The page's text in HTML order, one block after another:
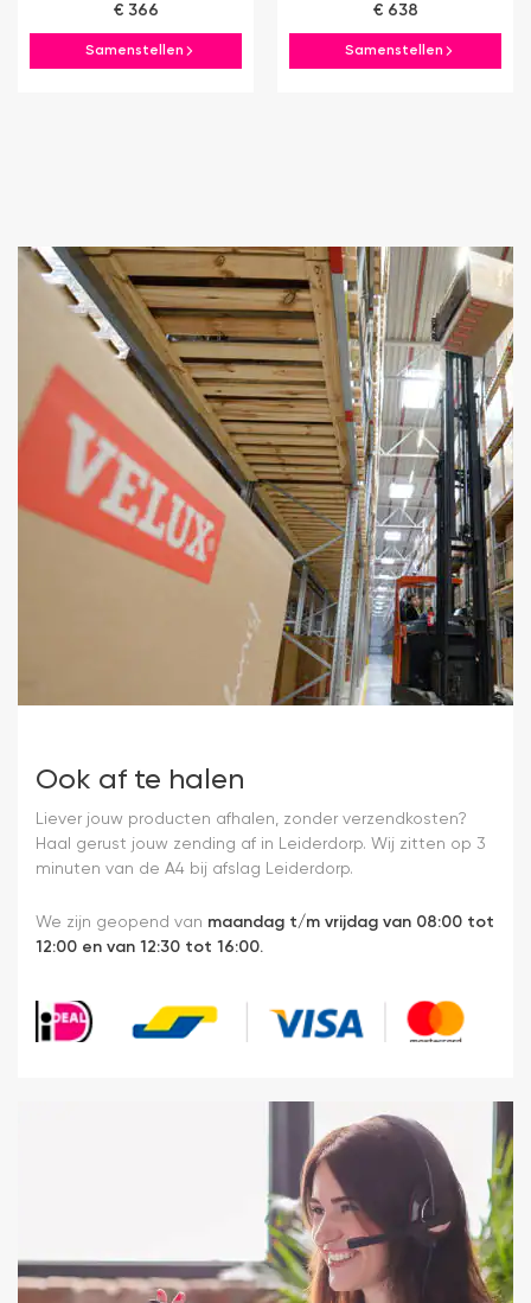
€ 366
Samenstellen
€ 638
Samenstellen
Ook af te halen
Liever jouw producten afhalen, zonder verzendkosten?
Haal gerust jouw zending af in Leiderdorp. Wij zitten op 3
minuten van de A4 bij afslag Leiderdorp.
We zijn geopend van maandag t/m vrijdag van 08:00 tot
12:00 en van 12:30 tot 16:00.